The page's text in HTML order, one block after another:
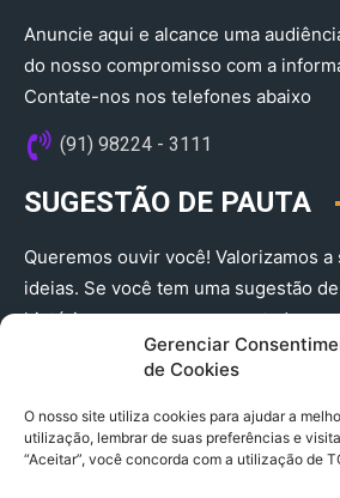
Gerenciar
de Cookies
O nosso site utiliza cookies para ajudar a
utilização, lembrar de suas preferências e
“Aceitar”, você concorda com a utilização de
Anuncie aqui e alcance uma
do nosso compromisso com a
Contate-nos nos telefones abaixo
(91) 98224 - 3111
SUGESTÃO DE PAUTA
Queremos ouvir você! Valorizamos a
ideias. Se você tem uma sugestão
história que merece ser contada,
(91) 98224 - 3111